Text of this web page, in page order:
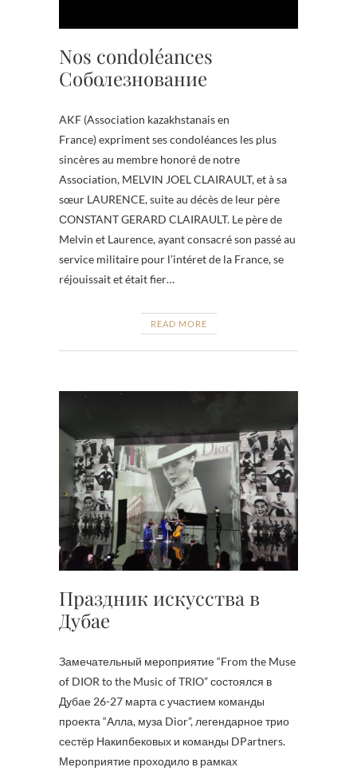
Nos condoléances
Соболезнование
AKF (Association kazakhstanais en
France) expriment ses condoléances les plus
sincères au membre honoré de notre
Association, MELVIN JOEL CLAIRAULT, et à sa
sœur LAURENCE, suite au décès de leur père
СONSTANT GERARD CLAIRAULT. Le père de
Melvin et Laurence, ayant consacré son passé au
service militaire pour l’intéret de la France, se
réjouissait et était fier…
READ MORE
Праздник искусства в
Дубае
Замечательный мероприятие “From the Muse
of DIOR to the Music of TRIO” состоялся в
Дубае 26-27 марта с участием команды
проекта “Алла, муза Dior”, легендарное трио
сестёр Накипбековых и команды DPartners.
Мероприятие проходило в рамках